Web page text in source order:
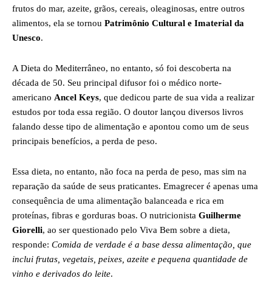
frutos do mar, azeite, grãos, cereais, oleaginosas, entre outros
alimentos, ela se tornou Patrimônio Cultural e Imaterial da
Unesco.
A Dieta do Mediterrâneo, no entanto, só foi descoberta na
década de 50. Seu principal difusor foi o médico norte-
americano Ancel Keys, que dedicou parte de sua vida a realizar
estudos por toda essa região. O doutor lançou diversos livros
falando desse tipo de alimentação e apontou como um de seus
principais benefícios, a perda de peso.
Essa dieta, no entanto, não foca na perda de peso, mas sim na
reparação da saúde de seus praticantes. Emagrecer é apenas uma
consequência de uma alimentação balanceada e rica em
proteínas, fibras e gorduras boas. O nutricionista Guilherme
Giorelli, ao ser questionado pelo Viva Bem sobre a dieta,
responde: Comida de verdade é a base dessa alimentação, que
inclui frutas, vegetais, peixes, azeite e pequena quantidade de
vinho e derivados do leite.